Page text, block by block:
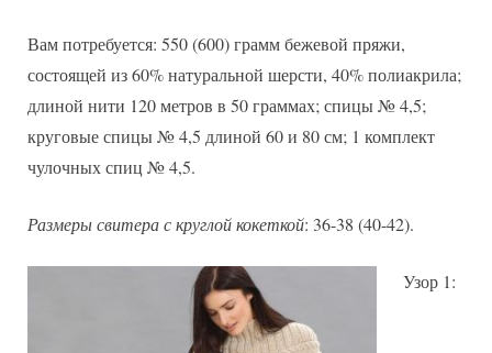
Вам потребуется: 550 (600) грамм бежевой пряжи,
состоящей из 60% натуральной шерсти, 40% полиакрила;
длиной нити 120 метров в 50 граммах; спицы № 4,5;
круговые спицы № 4,5 длиной 60 и 80 см; 1 комплект
чулочных спиц № 4,5.
Размеры свитера с круглой кокеткой: 36-38 (40-42).
Узор 1: